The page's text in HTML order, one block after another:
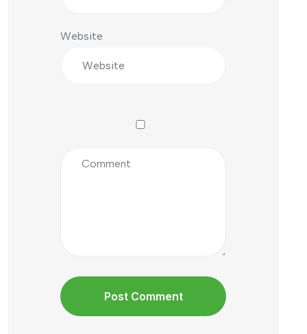
Website